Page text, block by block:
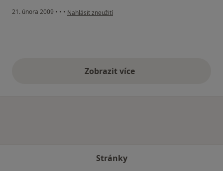
21. února 2009 • • • podle názoru uživatele Mejchar
Nahlásit zneužití
Zobrazit vícevýše uvedené názory
Stránky